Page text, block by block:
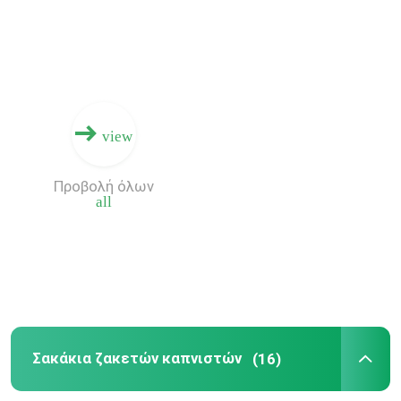
Αναπνεύσιμο σακάκι δεράτων
Υψηλές αθλητικές περικνημίδες μέσης
view
all
Προβολή όλων
Σακάκια ζακετών καπνιστών (16)